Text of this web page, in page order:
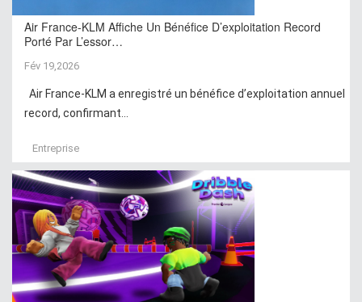
Air France-KLM Affiche Un Bénéfice D’exploitation Record
Porté Par L’essor…
Fév 19,2026
Air France-KLM a enregistré un bénéfice d’exploitation annuel
record, confirmant...
Entreprise